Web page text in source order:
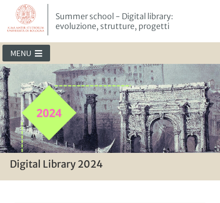
Summer school - Digital library:
evoluzione, strutture, progetti
MENU
Digital Library 2024